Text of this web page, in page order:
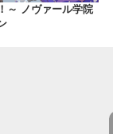
～ ノヴァール学院